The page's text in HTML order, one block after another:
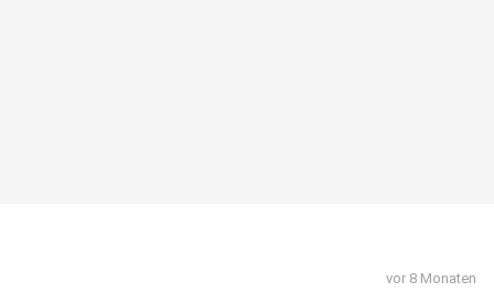
vor 8 Monaten